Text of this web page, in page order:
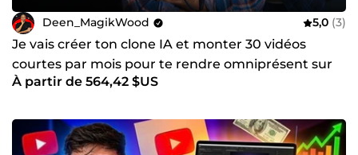
Deen_MagikWood 5,0 (3)
Je vais créer ton clone IA et monter 30 vidéos
courtes par mois pour te rendre omniprésent sur
les réseaux
À partir de 564,42 $US